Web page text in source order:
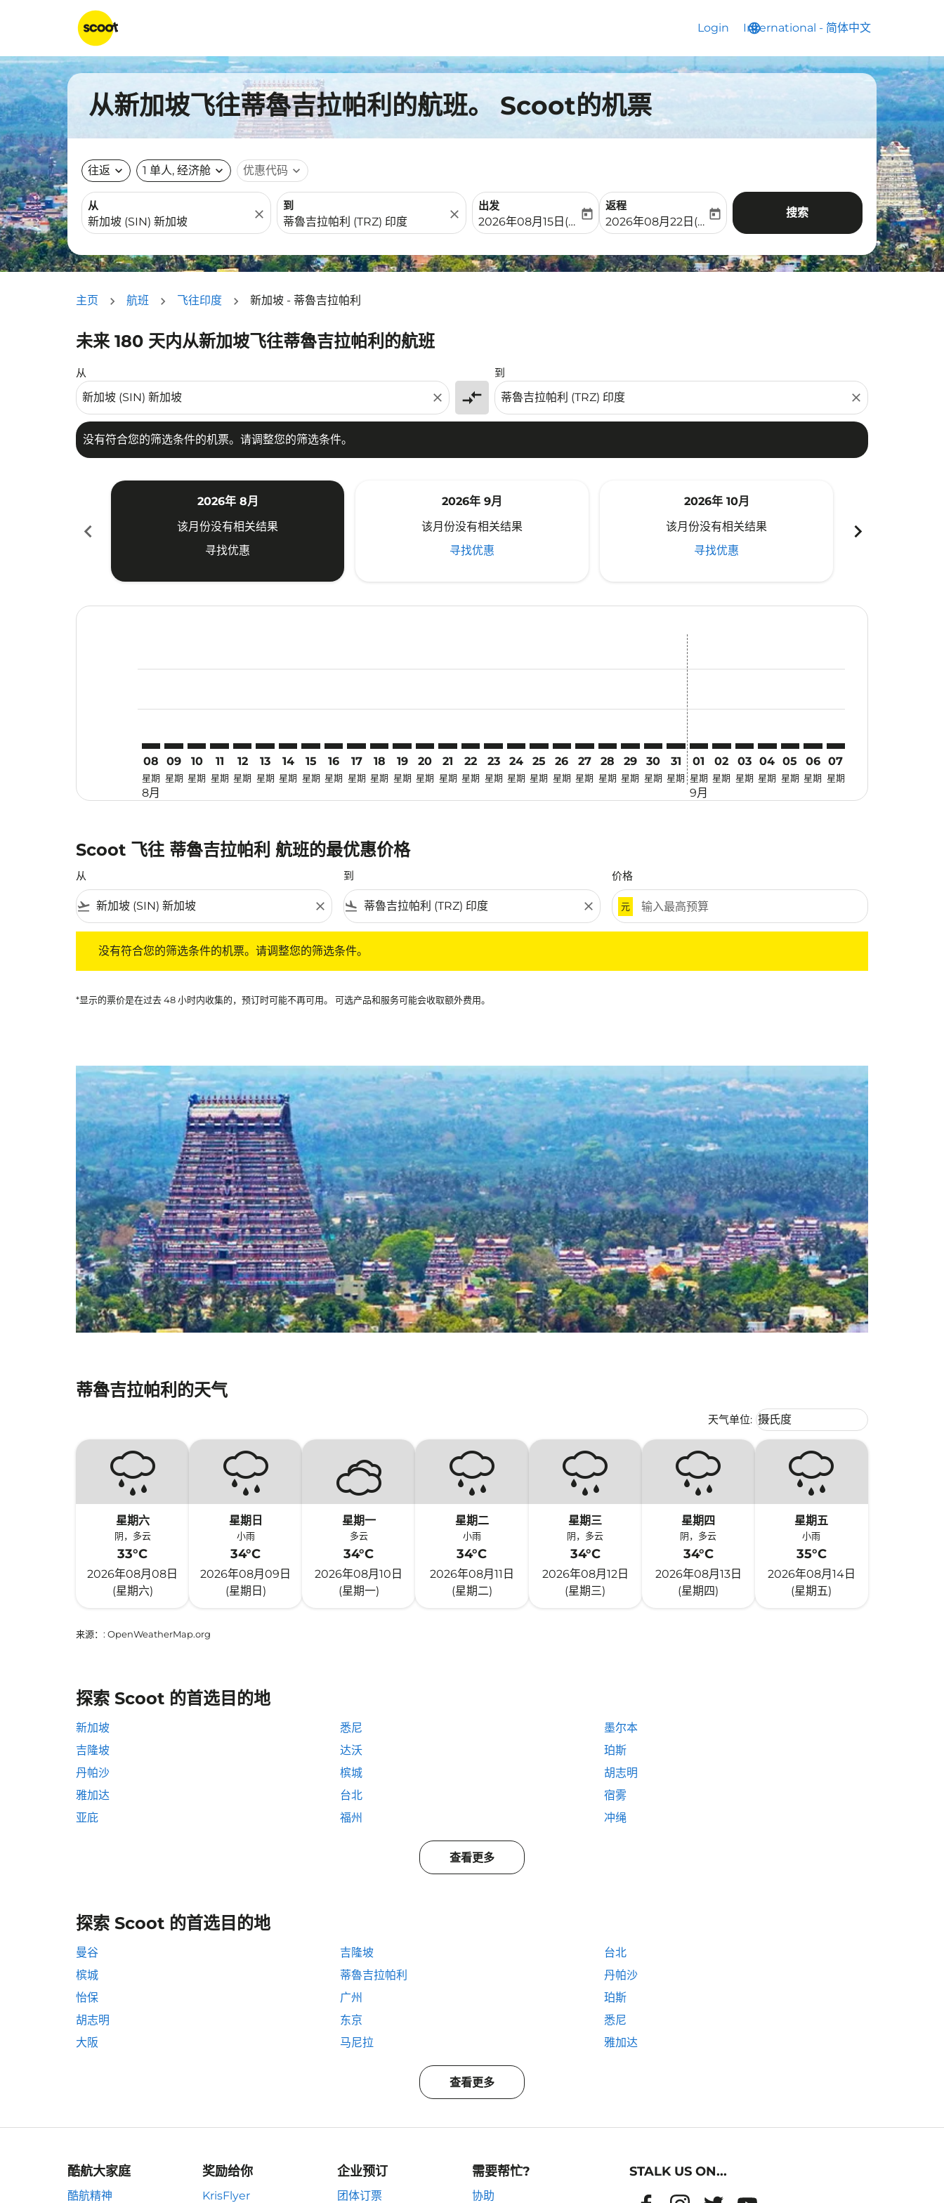
Login language
International - 简体中文
keyboard_arrow_down
从新加坡飞往蒂魯吉拉帕利的航班。 Scoot的机票
往返 expand_more 1 单人, 经济舱 expand_more 优惠代码 expand_more
从
close
到
close
出发
fc-booking-departure-date-aria-label
2026年08月15日(周六)
today
返程
fc-booking-return-date-aria-label
2026年08月22日(周六)
today 搜索
主页 航班 飞往印度 新加坡 - 蒂魯吉拉帕利
未来 180 天内从新加坡飞往蒂魯吉拉帕利的航班
从
close compare_arrows
到
close
没有符合您的筛选条件的机票。请调整您的筛选条件。
没有符合您的筛选条件的机票。请调整您的筛选条件。
chevron_left
2026年 8月
该月份没有相关结果
寻找优惠
2026年 9月
该月份没有相关结果
寻找优惠
2026年 10月
该月份没有相关结果
寻找优惠
chevron_right
08
星期
8月
09
星期
10
星期
11
星期
12
星期
13
星期
14
星期
15
星期
16
星期
17
星期
18
星期
19
星期
20
星期
21
星期
SIN–TRZ: cmp-view-offers-disclaimer. 寻找优惠
22
星期
SIN–TRZ: cmp-view-offers-disclaimer. 寻找优惠
23
星期
SIN–TRZ: cmp-view-offers-disclaimer. 寻找优惠
24
星期
SIN–TRZ: cmp-view-offers-disclaimer. 寻找优惠
25
星期
SIN–TRZ: cmp-view-offers-disclaimer. 寻找优惠
26
星期
SIN–TRZ: cmp-view-offers-disclaimer. 寻找优惠
27
星期
SIN–TRZ: cmp-view-offers-disclaimer. 寻找优惠
28
星期
SIN–TRZ: cmp-view-offers-disclaimer. 寻找优惠
29
星期
SIN–TRZ: cmp-view-offers-disclaimer. 寻找优惠
30
星期
SIN–TRZ: cmp-view-offers-disclaimer. 寻找优惠
31
星期
01
星期
9月
02
星期
03
星期
04
星期
05
星期
06
星期
07
星期
Scoot 飞往 蒂魯吉拉帕利 航班的最优惠价格
从
flight_takeoff close
到
flight_land close
价格
元
没有符合您的筛选条件的机票。请调整您的筛选条件。
*显示的票价是在过去 48 小时内收集的，预订时可能不再可用。 可选产品和服务可能会收取额外费用。
蒂魯吉拉帕利的天气
天气单位: Weather unit option 摄氏度
摄氏度
keyboard_arrow_down
星期六
阴，多云
33°C
2026年08月08日
(星期六)
星期日
小雨
34°C
2026年08月09日
(星期日)
星期一
多云
34°C
2026年08月10日
(星期一)
星期二
小雨
34°C
2026年08月11日
(星期二)
星期三
阴，多云
34°C
2026年08月12日
(星期三)
星期四
阴，多云
34°C
2026年08月13日
(星期四)
星期五
小雨
35°C
2026年08月14日
(星期五)
来源： : OpenWeatherMap.org
探索 Scoot 的首选目的地
新加坡 悉尼
墨尔本
吉隆坡
达沃
珀斯
丹帕沙
槟城
胡志明
雅加达
台北
宿雾
亚庇
福州 冲绳
查看更多
探索 Scoot 的首选目的地
曼谷 吉隆坡
台北
槟城
蒂魯吉拉帕利
丹帕沙
怡保
广州
珀斯
胡志明
东京
悉尼
大阪
马尼拉 雅加达
查看更多
酷航大家庭
酷航精神
奖励给你
KrisFlyer
企业预订
团体订票
需要帮忙?
协助
STALK US ON...